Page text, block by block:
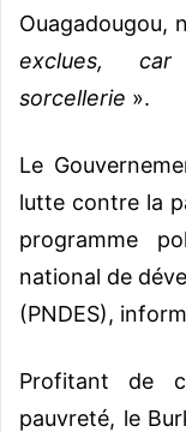
Ouagadougou,
exclues, car
sorcellerie ».
Le
lutte contre la
programme
national de
(PNDES),
Profitant de
pauvreté, le